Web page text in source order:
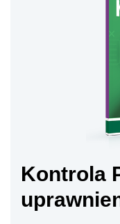
Kontrola